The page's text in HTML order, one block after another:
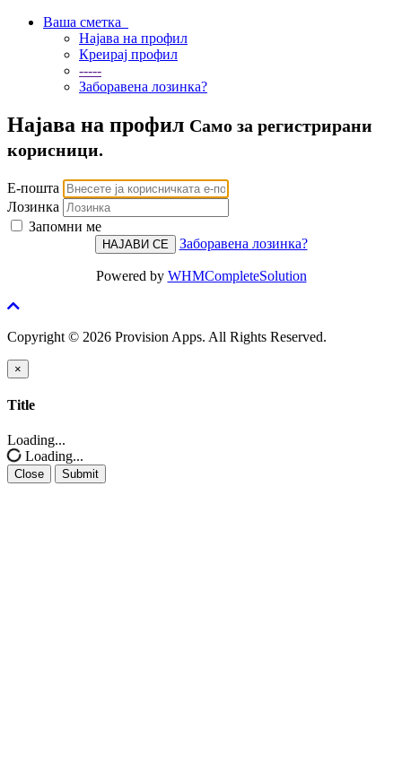
Ваша сметка
Најава на профил
Креирај профил
-----
Заборавена лозинка?
Најава на профил Само за регистрирани
корисници.
Е-пошта
Лозинка
Запомни ме
Заборавена лозинка?
Powered by WHMCompleteSolution
Copyright © 2026 Provision Apps. All Rights Reserved.
×
Close
Title
Loading...
Loading...
Close Submit